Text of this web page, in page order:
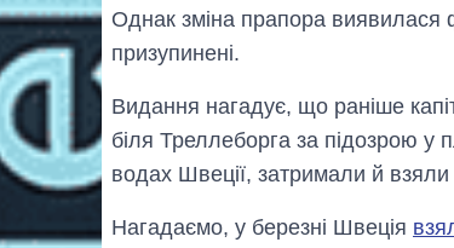
Однак зміна прапора
призупинені.
Видання нагадує, що раніше
біля Треллеборга за підозрою у
водах Швеції, затримали й взяли
Нагадаємо, у березні Швеція